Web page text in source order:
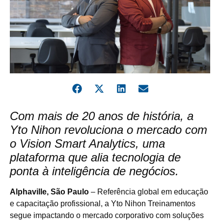
Com mais de 20 anos de história, a
Yto Nihon revoluciona o mercado com
o Vision Smart Analytics, uma
plataforma que alia tecnologia de
ponta à inteligência de negócios.
Alphaville, São Paulo – Referência global em educação
e capacitação profissional, a Yto Nihon Treinamentos
segue impactando o mercado corporativo com soluções